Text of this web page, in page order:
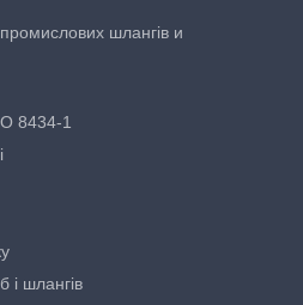
шлангів и
8434-1
і шлангів